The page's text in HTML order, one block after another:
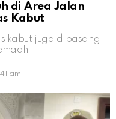
di Area Jalan
Kabut
kabut juga dipasang
am